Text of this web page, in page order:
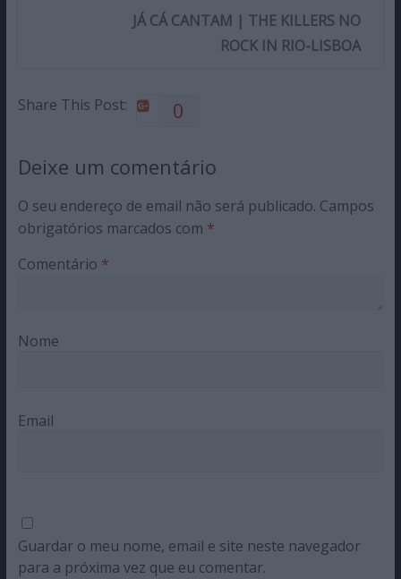
JÁ CÁ CANTAM | THE KILLERS NO
ROCK IN RIO-LISBOA
Share This Post: 0
Deixe um comentário
O seu endereço de email não será publicado. Campos
obrigatórios marcados com *
Comentário *
Nome
Email
Guardar o meu nome, email e site neste navegador
para a próxima vez que eu comentar.